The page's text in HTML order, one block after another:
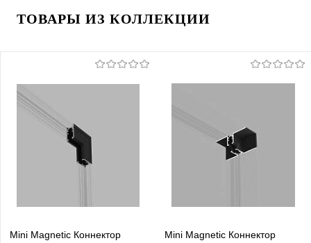
ТОВАРЫ ИЗ КОЛЛЕКЦИИ
Mini Magnetic Коннектор
Mini Magnetic Коннектор